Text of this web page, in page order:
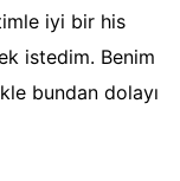
iyi bir his
istedim. Benim
bundan dolayı